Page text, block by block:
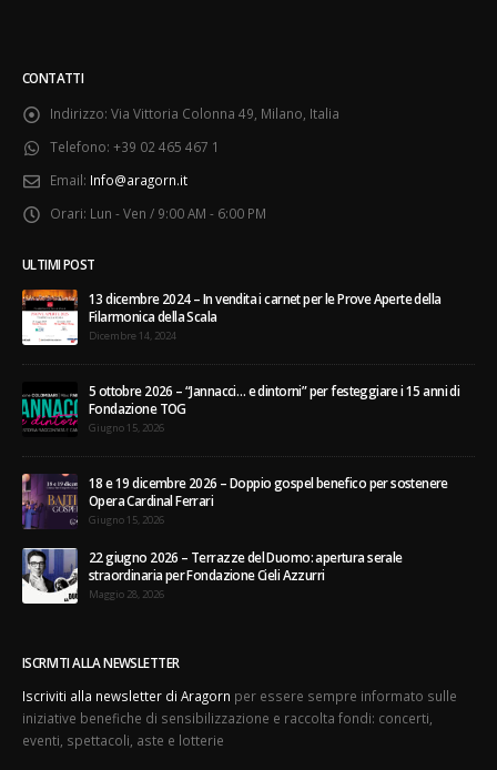
Indirizzo:
Telefono: +39 02 465 467 1
Email: Info@aragorn.it
Orari: Lun - Ven / 9:00 AM - 6:00 PM
13 dicembre 2024 – In vendita i carnet per le Prove Aperte della
Filarmonica della Scala
Dicembre 14, 2024
5 ottobre 2026 – “Jannacci… e dintorni” per festeggiare i 15 anni di
Fondazione TOG
Giugno 15, 2026
18 e 19 dicembre 2026 – Doppio gospel benefico per sostenere
Opera Cardinal Ferrari
Giugno 15, 2026
22 giugno 2026 – Terrazze del Duomo: apertura serale
straordinaria per Fondazione Cieli Azzurri
Maggio 28, 2026
Iscriviti alla newsletter di Aragorn
iniziative benefiche di sensibilizzazione e raccolta fondi: concerti,
eventi, spettacoli, aste e lotterie